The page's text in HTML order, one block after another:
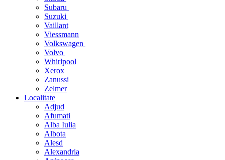
Subaru
Suzuki
Vaillant
Viessmann
Volkswagen
Volvo
Whirlpool
Xerox
Zanussi
Zelmer
Localitate
Adjud
Afumati
Alba Iulia
Albota
Alesd
Alexandria